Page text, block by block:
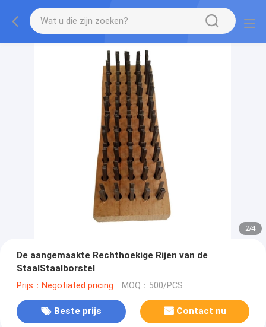
2/4
De aangemaakte Rechthoekige Rijen van de
StaalStaalborstel
Prijs：Negotiated pricing MOQ：500/PCS
Beste prijs Contact nu